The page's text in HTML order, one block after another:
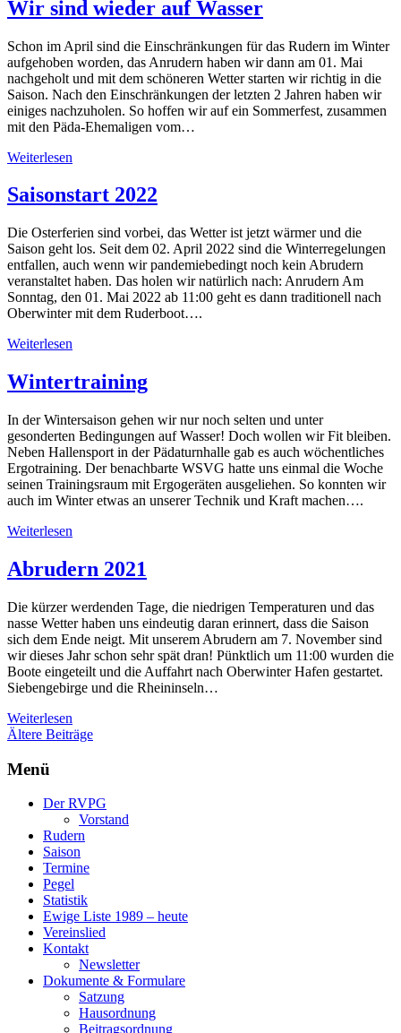
Wir sind wieder auf Wasser
Schon im April sind die Einschränkungen für das Rudern im Winter
aufgehoben worden, das Anrudern haben wir dann am 01. Mai
nachgeholt und mit dem schöneren Wetter starten wir richtig in die
Saison. Nach den Einschränkungen der letzten 2 Jahren haben wir
einiges nachzuholen. So hoffen wir auf ein Sommerfest, zusammen
mit den Päda-Ehemaligen vom…
Weiterlesen
Saisonstart 2022
Die Osterferien sind vorbei, das Wetter ist jetzt wärmer und die
Saison geht los. Seit dem 02. April 2022 sind die Winterregelungen
entfallen, auch wenn wir pandemiebedingt noch kein Abrudern
veranstaltet haben. Das holen wir natürlich nach: Anrudern Am
Sonntag, den 01. Mai 2022 ab 11:00 geht es dann traditionell nach
Oberwinter mit dem Ruderboot….
Weiterlesen
Wintertraining
In der Wintersaison gehen wir nur noch selten und unter
gesonderten Bedingungen auf Wasser! Doch wollen wir Fit bleiben.
Neben Hallensport in der Pädaturnhalle gab es auch wöchentliches
Ergotraining. Der benachbarte WSVG hatte uns einmal die Woche
seinen Trainingsraum mit Ergogeräten ausgeliehen. So konnten wir
auch im Winter etwas an unserer Technik und Kraft machen….
Weiterlesen
Abrudern 2021
Die kürzer werdenden Tage, die niedrigen Temperaturen und das
nasse Wetter haben uns eindeutig daran erinnert, dass die Saison
sich dem Ende neigt. Mit unserem Abrudern am 7. November sind
wir dieses Jahr schon sehr spät dran! Pünktlich um 11:00 wurden die
Boote eingeteilt und die Auffahrt nach Oberwinter Hafen gestartet.
Siebengebirge und die Rheininseln…
Weiterlesen
Beitragsnavigation
Ältere Beiträge
Menü
Der RVPG
Vorstand
Rudern
Saison
Termine
Pegel
Statistik
Ewige Liste 1989 – heute
Vereinslied
Kontakt
Newsletter
Dokumente & Formulare
Satzung
Hausordnung
Beitragsordnung